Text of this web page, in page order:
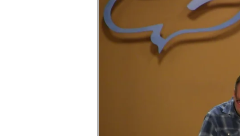
Craig Quam - Salmo 86 from CALVARY